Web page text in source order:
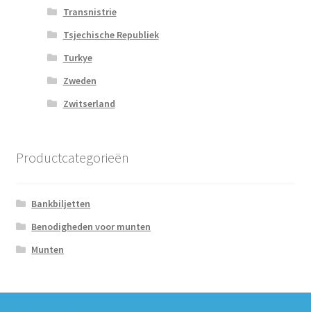
Transnistrie
Tsjechische Republiek
Turkye
Zweden
Zwitserland
Productcategorieën
Bankbiljetten
Benodigheden voor munten
Munten